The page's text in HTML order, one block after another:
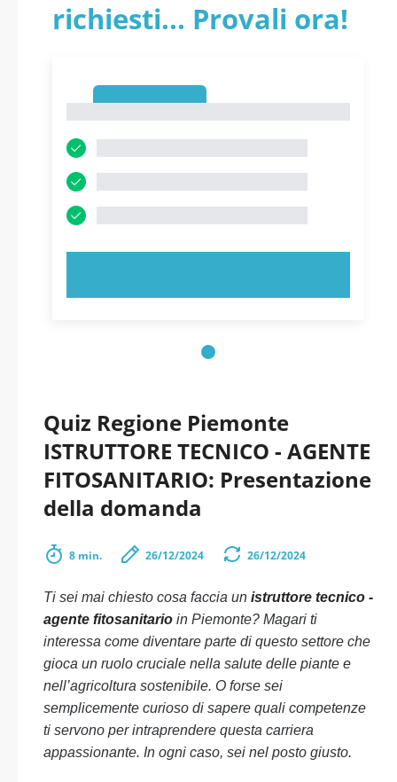
richiesti... Provali ora!
Quiz Regione Piemonte
ISTRUTTORE TECNICO - AGENTE
FITOSANITARIO: Presentazione
della domanda
8 min. 26/12/2024 26/12/2024
Ti sei mai chiesto cosa faccia un istruttore tecnico -
agente fitosanitario in Piemonte? Magari ti
interessa come diventare parte di questo settore che
gioca un ruolo cruciale nella salute delle piante e
nell’agricoltura sostenibile. O forse sei
semplicemente curioso di sapere quali competenze
ti servono per intraprendere questa carriera
appassionante. In ogni caso, sei nel posto giusto.